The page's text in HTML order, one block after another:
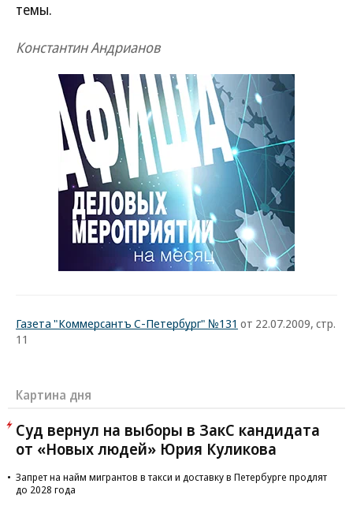
темы.
Константин Андрианов
Газета "Коммерсантъ С-Петербург" №131 от 22.07.2009, стр.
11
Картина дня
Суд вернул на выборы в ЗакС кандидата
от «Новых людей» Юрия Куликова
Запрет на найм мигрантов в такси и доставку в Петербурге продлят
до 2028 года